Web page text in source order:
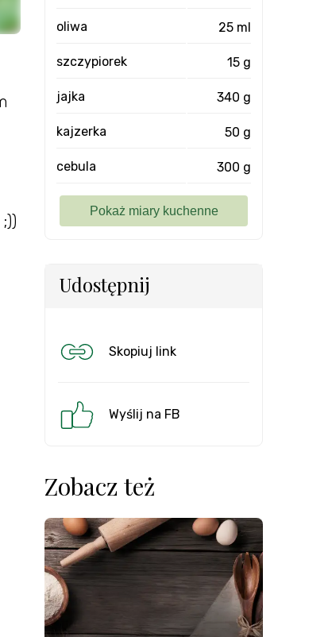
oliwa 25 ml
szczypiorek 15 g
jajka 340 g
kajzerka 50 g
cebula 300 g
Udostępnij
Skopiuj link
Wyślij na FB
Zobacz też